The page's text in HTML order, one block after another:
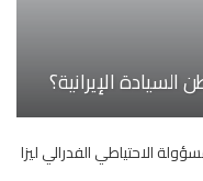
الإيرانية؟
الاحتياطي الفدرالي ليزا